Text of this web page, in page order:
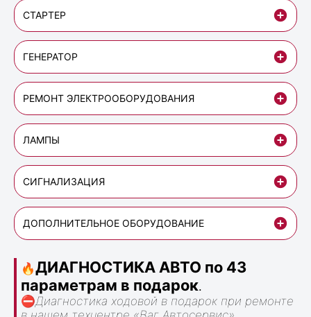
СТАРТЕР
ГЕНЕРАТОР
РЕМОНТ ЭЛЕКТРООБОРУДОВАНИЯ
ЛАМПЫ
СИГНАЛИЗАЦИЯ
ДОПОЛНИТЕЛЬНОЕ ОБОРУДОВАНИЕ
🔥ДИАГНОСТИКА АВТО по 43
параметрам в подарок.
⛔Диагностика ходовой в подарок при ремонте